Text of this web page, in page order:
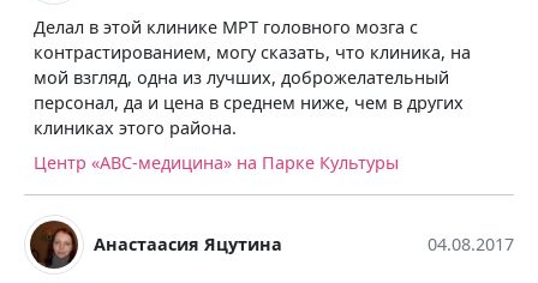
Делал в этой клинике МРТ головного мозга с
контрастированием, могу сказать, что клиника, на
мой взгляд, одна из лучших, доброжелательный
персонал, да и цена в среднем ниже, чем в других
клиниках этого района.
Центр «АВС-медицина» на Парке Культуры
Анастаасия Яцутина 04.08.2017